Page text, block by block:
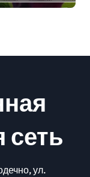
сеть
ул.